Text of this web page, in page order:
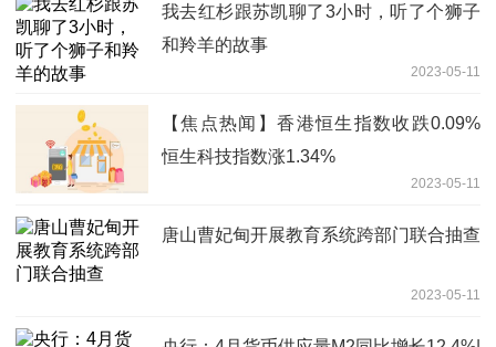
我去红杉跟苏凯聊了3小时，听了个狮子
和羚羊的故事
2023-05-11
【焦点热闻】香港恒生指数收跌0.09%
恒生科技指数涨1.34%
2023-05-11
唐山曹妃甸开展教育系统跨部门联合抽查
2023-05-11